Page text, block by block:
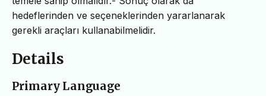
hedeflerinden ve seçeneklerinden yararlanarak
gerekli araçları kullanabilmelidir.
Details
Primary Language